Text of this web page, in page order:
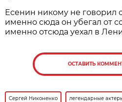
Есенин никому не говорил
именно сюда он убегал от
именно отсюда уехал в
ОСТАВИТЬ
Сергей Никоненко легендарные